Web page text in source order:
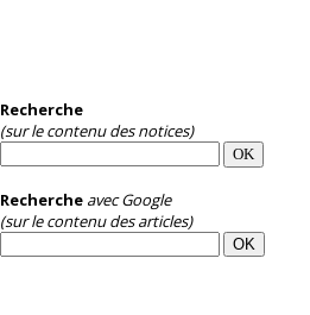
Recherche
(sur le contenu des notices)
Recherche avec Google
(sur le contenu des articles)